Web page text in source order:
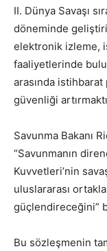
II. Dünya Savaşı
döneminde
elektronik izleme,
faaliyetlerinde
arasında istihbarat
güvenliği
Savunma Bakanı
“Savunmanın
Kuvvetleri’nin
uluslararası
güçlendireceğini”
Bu sözleşmenin